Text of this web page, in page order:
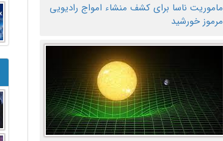
ماموریت ناسا برای کشف منشاء امواج رادیویی
مرموز خورشید